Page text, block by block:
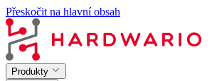
Přeskočit na hlavní obsah
Produkty